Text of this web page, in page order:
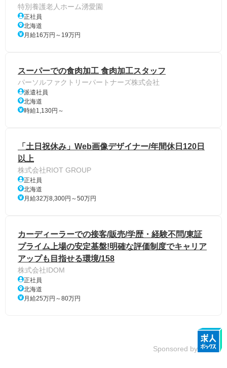
特別養護老人ホーム湧愛園
正社員
北海道
月給16万円～19万円
スーパーでの食肉加工 食肉加工スタッフ
パーソルファクトリーパートナーズ株式会社
派遣社員
北海道
時給1,130円～
「土日祝休み」Web画像デザイナー/年間休日120日
以上
株式会社RIOT GROUP
正社員
北海道
月給32万8,300円～50万円
カーディーラーでの接客/販売/学歴・経験不問/東証
プライム上場の安定基盤!明確な評価制度でキャリア
アップも目指せる環境/158
株式会社IDOM
正社員
北海道
月給25万円～80万円
Sponsored by